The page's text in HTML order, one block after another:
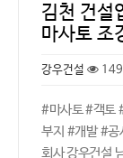
김천 건설
마사토 조
강우건설
#마사토 #객토
부지 #개발 #공
회사 강우건설